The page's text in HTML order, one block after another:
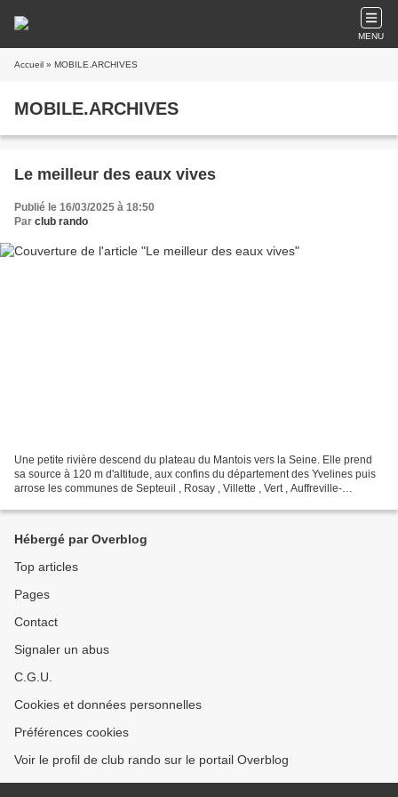
MENU
Accueil » MOBILE.ARCHIVES
MOBILE.ARCHIVES
Le meilleur des eaux vives
Publié le 16/03/2025 à 18:50
Par club rando
Une petite rivière descend du plateau du Mantois vers la Seine. Elle prend
sa source à 120 m d'altitude, aux confins du département des Yvelines puis
arrose les communes de Septeuil , Rosay , Villette , Vert , Auffreville-
Hébergé par Overblog
Top articles
Pages
Contact
Signaler un abus
C.G.U.
Cookies et données personnelles
Préférences cookies
Voir le profil de club rando sur le portail Overblog